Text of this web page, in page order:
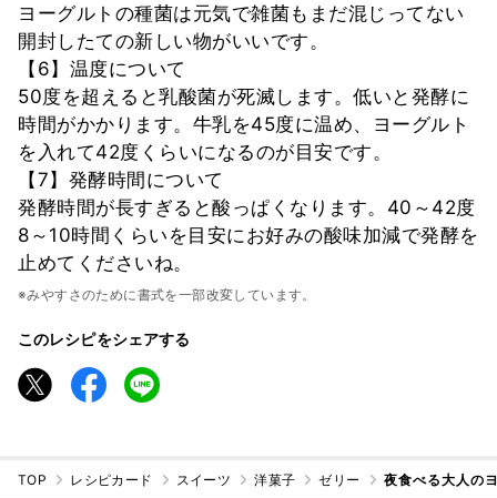
ヨーグルトの種菌は元気で雑菌もまだ混じってない
開封したての新しい物がいいです。
【6】温度について
50度を超えると乳酸菌が死滅します。低いと発酵に
時間がかかります。牛乳を45度に温め、ヨーグルト
を入れて42度くらいになるのが目安です。
【7】発酵時間について
発酵時間が長すぎると酸っぱくなります。40～42度
8～10時間くらいを目安にお好みの酸味加減で発酵を
止めてくださいね。
※みやすさのために書式を一部改変しています。
このレシピをシェアする
TOP レシピカード スイーツ 洋菓子 ゼリー 夜食べる大人の